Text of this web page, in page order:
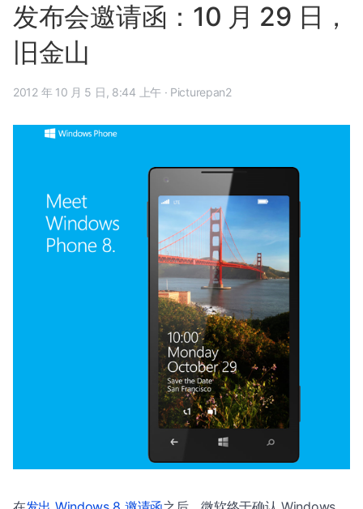
发布会邀请函：10 月 29 日，
旧金山
2012 年 10 月 5 日, 8:44 上午 · Picturepan2